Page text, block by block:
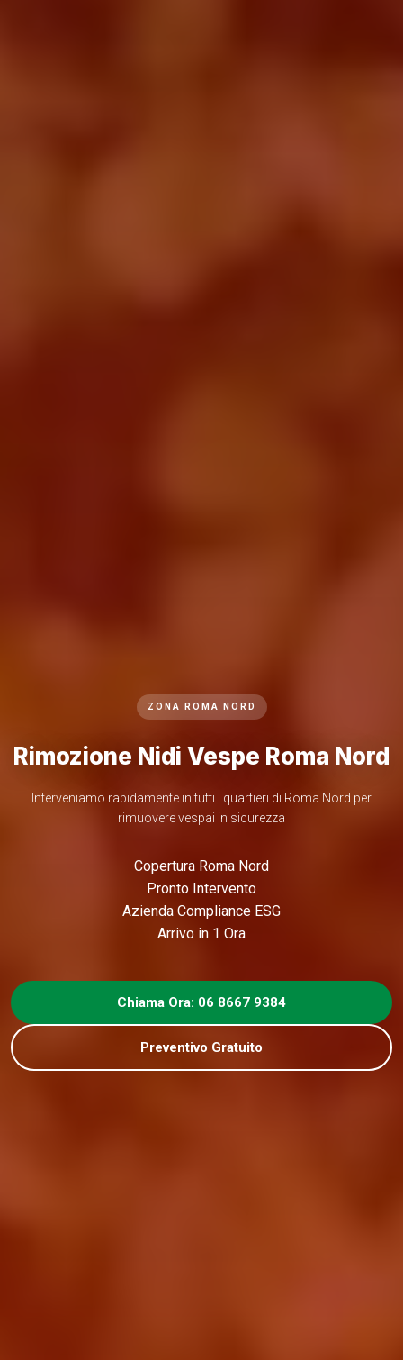
ZONA ROMA NORD
Rimozione Nidi Vespe Roma Nord
Interveniamo rapidamente in tutti i quartieri di Roma Nord per
rimuovere vespai in sicurezza
Copertura Roma Nord
Pronto Intervento
Azienda Compliance ESG
Arrivo in 1 Ora
Chiama Ora: 06 8667 9384
Preventivo Gratuito